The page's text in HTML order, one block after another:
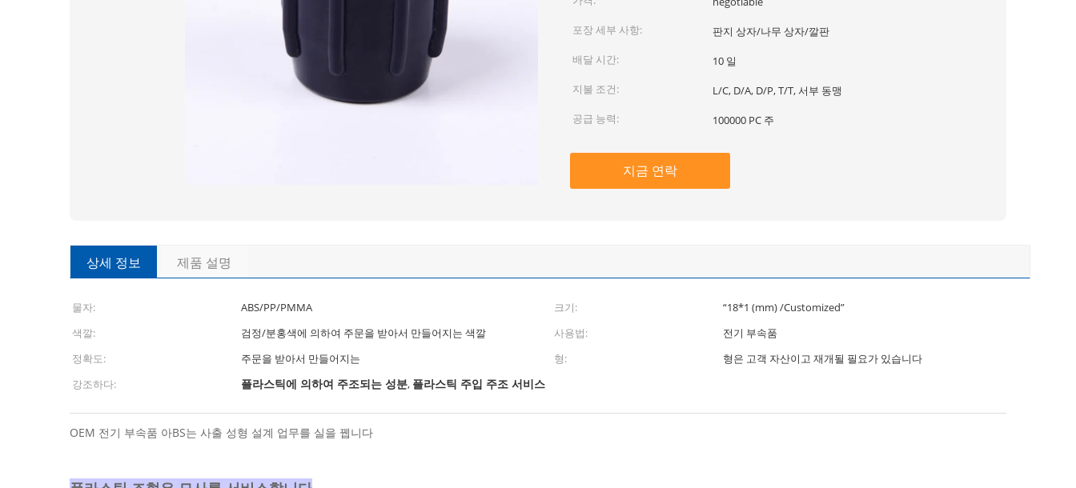
포장 세부 사항:
판지 상자/나무 상자/깔판
배달 시간:
10 일
지불 조건:
L/C, D/A, D/P, T/T, 서부 동맹
공급 능력:
100000 PC 주
지금 연락
상세 정보 제품 설명
물자: ABS/PP/PMMA 크기:
“18*1 (mm) /Customized”
색깔:
검정/분홍색에 의하여 주문을 받아서 만들어지는 색깔 사용법:
전기 부속품
정확도:
주문을 받아서 만들어지는 형:
형은 고객 자산이고 재개될 필요가 있습니다
강조하다:
플라스틱에 의하여 주조되는 성분, 플라스틱 주입 주조 서비스
OEM 전기 부속품 아BS는 사출 성형 설계 업무를 실을 뀁니다